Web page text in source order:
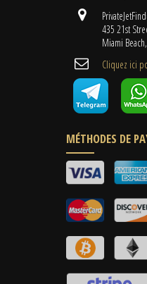
435 21st
Miami
Cliquez ici
MÉTHODES DE